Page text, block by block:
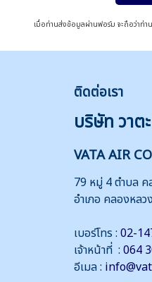
เมื่อท่านส่งข้อมูลผ่านฟอร์ม จะถือว่าท่า
ติดต่อเรา
บริษัท วาต
VATA AIR
79 หมู่ 4 ตำบล
อำเภอ คลองหล
เบอร์โทร : 02-
เจ้าหน้าที่ : 064
อีเมล :